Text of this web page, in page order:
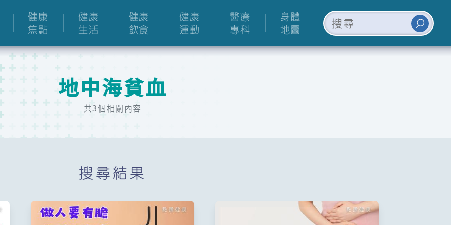
健康
焦點
健康
生活
健康
飲食
健康
運動
醫療
專科
身體
地圖
地中海貧血
共3個相關內容
搜尋結果